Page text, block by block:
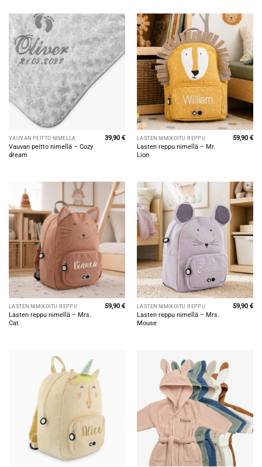
VAUVAN PEITTO NIMELLÄ
Vauvan peitto nimellä – Cozy
dream
39,90€ LASTEN NIMIKOITU REPPU
Lasten reppu nimellä – Mr.
Lion
59,90€
LASTEN NIMIKOITU REPPU
Lasten reppu nimellä – Mrs.
Cat
59,90€ LASTEN NIMIKOITU REPPU
Lasten reppu nimellä – Mrs.
Mouse
59,90€